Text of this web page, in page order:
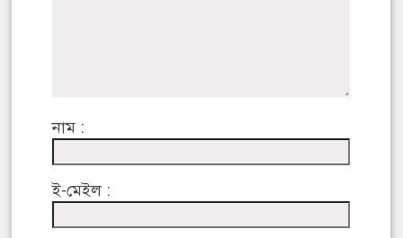
নাম :
ই-মেইল :